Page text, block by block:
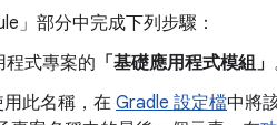
」 部分中完成下列步驟：
程式專案的 「基礎應用程式模組」
此名稱，在Gradle 設定檔中將